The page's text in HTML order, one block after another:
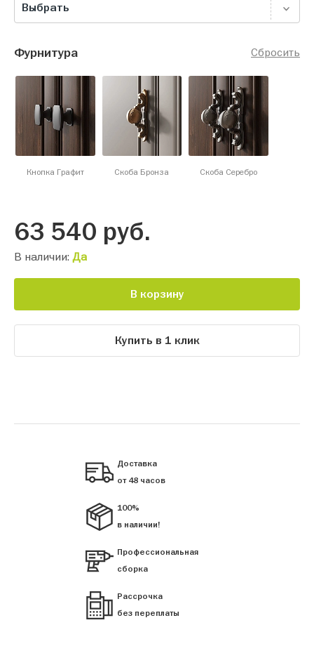
Выбрать
Сбросить
Фурнитура
Кнопка Графит Скоба Бронза Скоба Серебро
63 540 руб.
В наличии: Да
В корзину
Купить в 1 клик
Доставка
от 48 часов
100%
в наличии!
Профессиональная
сборка
Рассрочка
без переплаты